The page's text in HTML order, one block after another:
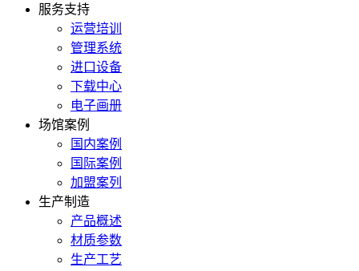
服务支持
运营培训
管理系统
进口设备
下载中心
电子画册
场馆案例
国内案例
国际案例
加盟案列
生产制造
产品概述
材质参数
生产工艺